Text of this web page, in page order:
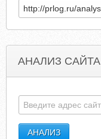
АНАЛИЗ САЙТА